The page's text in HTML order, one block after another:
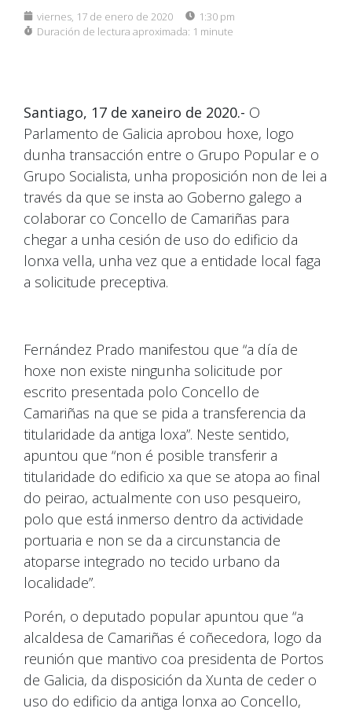
viernes, 17 de enero de 2020
1:30 pm
Duración de lectura aproximada: 1 minute
Santiago, 17 de xaneiro de 2020.- O
Parlamento de Galicia aprobou hoxe, logo
dunha transacción entre o Grupo Popular e o
Grupo Socialista, unha proposición non de lei a
través da que se insta ao Goberno galego a
colaborar co Concello de Camariñas para
chegar a unha cesión de uso do edificio da
lonxa vella, unha vez que a entidade local faga
a solicitude preceptiva.
Fernández Prado manifestou que “a día de
hoxe non existe ningunha solicitude por
escrito presentada polo Concello de
Camariñas na que se pida a transferencia da
titularidade da antiga loxa”. Neste sentido,
apuntou que “non é posible transferir a
titularidade do edificio xa que se atopa ao final
do peirao, actualmente con uso pesqueiro,
polo que está inmerso dentro da actividade
portuaria e non se da a circunstancia de
atoparse integrado no tecido urbano da
localidade”.
Porén, o deputado popular apuntou que “a
alcaldesa de Camariñas é coñecedora, logo da
reunión que mantivo coa presidenta de Portos
de Galicia, da disposición da Xunta de ceder o
uso do edificio da antiga lonxa ao Concello,